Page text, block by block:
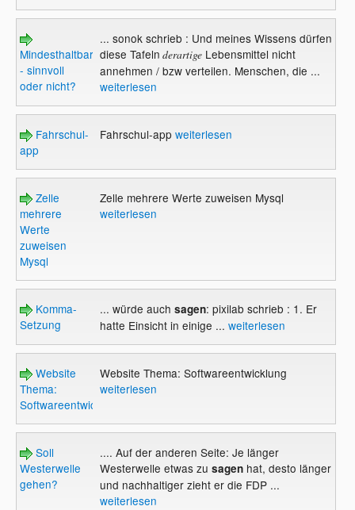
Mindesthaltbarkeitsdauern
- sinnvoll
oder nicht?
... sonok schrieb : Und meines Wissens dürfen
diese Tafeln derartigeLebensmittel nicht
annehmen / bzw verteilen. Menschen, die ...
weiterlesen
Fahrschul-
app
Fahrschul-app weiterlesen
Zelle
mehrere
Werte
zuweisen
Mysql
Zelle mehrere Werte zuweisen Mysql
weiterlesen
Komma-
Setzung
... würde auch sagen: pixilab schrieb : 1. Er
hatte Einsicht in einige ... weiterlesen
Website
Thema:
Softwareentwicklung
Website Thema: Softwareentwicklung
weiterlesen
Soll
Westerwelle
gehen?
.... Auf der anderen Seite: Je länger
Westerwelle etwas zu sagenhat, desto länger
und nachhaltiger zieht er die FDP ...
weiterlesen